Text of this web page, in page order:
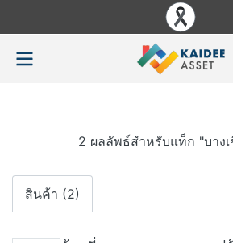
2 ผลลัพธ์สำหรับแท็ก "บาง
สินค้า (2)